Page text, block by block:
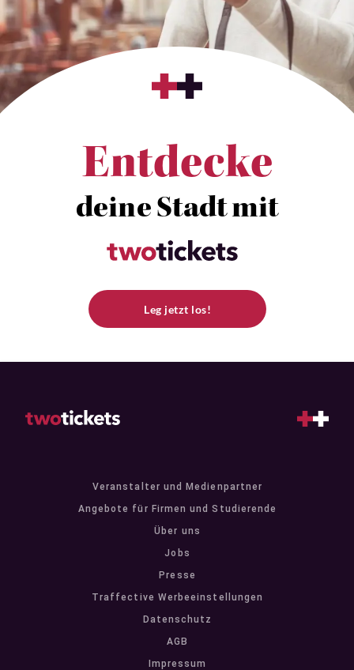
Entdecke
deine Stadt mit
Leg jetzt los!
Veranstalter und Medienpartner
Angebote für Firmen und Studierende
Über uns
Jobs
Presse
Traffective Werbeeinstellungen
Datenschutz
AGB
Impressum